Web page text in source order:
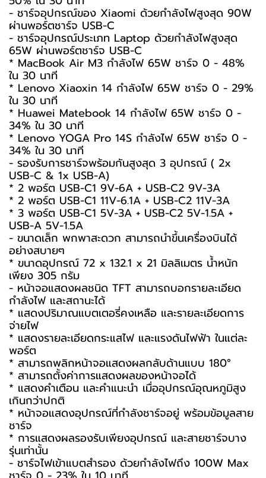
- ชาร์จอุปกรณ์ของ Xiaomi ด้วยกำลังไฟสูงสุด 90W
ผ่านพอร์ตชาร์จ USB-C
- ชาร์จอุปกรณ์ประเภท Laptop ด้วยกำลังไฟสูงสุด
65W ผ่านพอร์ตชาร์จ USB-C
* MacBook Air M3 กำลังไฟ 65W ชาร์จ 0 - 48%
ใน 30 นาที
* Lenovo Xiaoxin 14 กำลังไฟ 65W ชาร์จ 0 - 29%
ใน 30 นาที
* Huawei Matebook 14 กำลังไฟ 65W ชาร์จ 0 -
34% ใน 30 นาที
* Lenovo YOGA Pro 14S กำลังไฟ 65W ชาร์จ 0 -
34% ใน 30 นาที
- รองรับการชาร์จพร้อมกันสูงสุด 3 อุปกรณ์ ( 2x
USB-C & 1x USB-A)
* 2 พอร์ต USB-C1 9V-6A + USB-C2 9V-3A
* 2 พอร์ต USB-C1 11V-6.1A + USB-C2 11V-3A
* 3 พอร์ต USB-C1 5V-3A + USB-C2 5V-1.5A +
USB-A 5V-1.5A
- ขนาดเล็ก พกพาสะดวก สามารถนำขึ้นเครื่องบินได้
อย่างสบายๆ
* ขนาดอุปกรณ์ 72 x 132.1 x 21 มิลลิเมตร น้ำหนัก
เพียง 305 กรัม
- หน้าจอแสดงผลชนิด TFT สามารถบอกรายละเอียด
กำลังไฟ และสถานะได้
* แสดงปริมาณแบตเตอรี่คงเหลือ และรายละเอียดการ
จ่ายไฟ
* แสดงรายละเอียดกระแสไฟ และแรงดันไฟฟ้า ในแต่ละ
พอร์ต
* สามารถพลิกหน้าจอแสดงผลกลับด้านแบบ 180°
* สามารถตั้งค่าการแสดงผลของหน้าจอได้
* แสดงคำเตือน และคำแนะนำ เมื่ออุปกรณ์อุณหภูมิสูง
เกินกว่าปกติ
* หน้าจอแสดงอุปกรณ์ที่กำลังชาร์จอยู่ พร้อมข้อมูลสาย
ชาร์จ
* การแสดงผลรองรับเพียงอุปกรณ์ และสายชาร์จบาง
รุ่นเท่านั้น
- ชาร์จไฟเข้าแบตสำรอง ด้วยกำลังไฟถึง 100W Max